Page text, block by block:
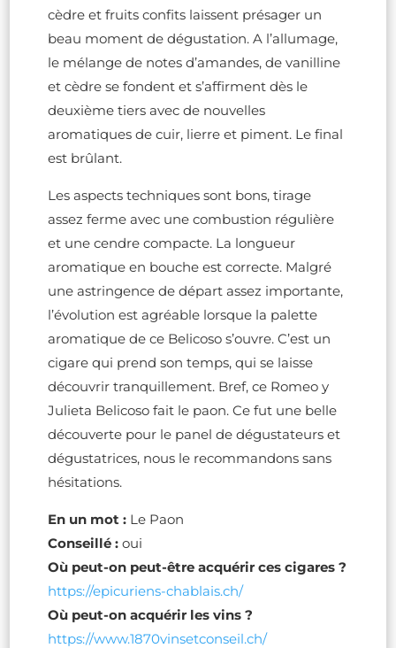
cèdre et fruits confits laissent présager un
beau moment de dégustation. A l’allumage,
le mélange de notes d’amandes, de vanilline
et cèdre se fondent et s’affirment dès le
deuxième tiers avec de nouvelles
aromatiques de cuir, lierre et piment. Le final
est brûlant.
Les aspects techniques sont bons, tirage
assez ferme avec une combustion régulière
et une cendre compacte. La longueur
aromatique en bouche est correcte. Malgré
une astringence de départ assez importante,
l’évolution est agréable lorsque la palette
aromatique de ce Belicoso s’ouvre. C’est un
cigare qui prend son temps, qui se laisse
découvrir tranquillement. Bref, ce Romeo y
Julieta Belicoso fait le paon. Ce fut une belle
découverte pour le panel de dégustateurs et
dégustatrices, nous le recommandons sans
hésitations.
En un mot :Le Paon
Conseillé :oui
Où peut-on peut-être acquérir ces cigares ?
https://epicuriens-chablais.ch/
Où peut-on acquérir les vins ?
https://www.1870vinsetconseil.ch/